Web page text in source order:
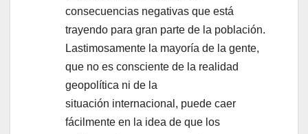
consecuencias negativas que está
trayendo para gran parte de la población.
Lastimosamente la mayoría de la gente,
que no es consciente de la realidad
geopolítica ni de la
situación internacional, puede caer
fácilmente en la idea de que los